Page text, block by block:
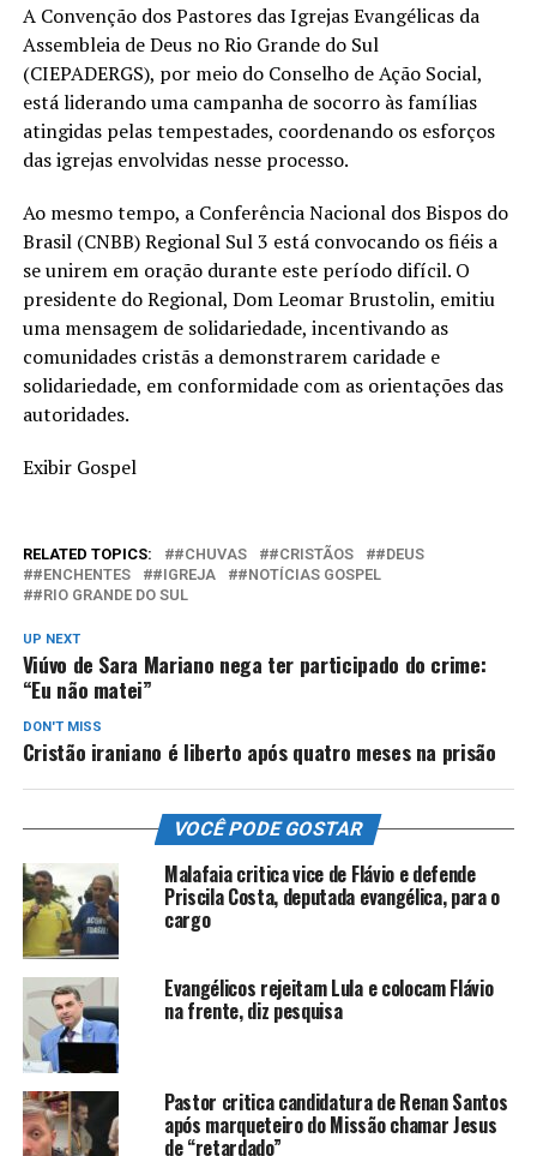
A Convenção dos Pastores das Igrejas Evangélicas da
Assembleia de Deus no Rio Grande do Sul
(CIEPADERGS), por meio do Conselho de Ação Social,
está liderando uma campanha de socorro às famílias
atingidas pelas tempestades, coordenando os esforços
das igrejas envolvidas nesse processo.
Ao mesmo tempo, a Conferência Nacional dos Bispos do
Brasil (CNBB) Regional Sul 3 está convocando os fiéis a
se unirem em oração durante este período difícil. O
presidente do Regional, Dom Leomar Brustolin, emitiu
uma mensagem de solidariedade, incentivando as
comunidades cristãs a demonstrarem caridade e
solidariedade, em conformidade com as orientações das
autoridades.
Exibir Gospel
RELATED TOPICS: #CHUVAS #CRISTÃOS
#DEUS
#ENCHENTES
#IGREJA
#NOTÍCIAS GOSPEL
#RIO GRANDE DO SUL
UP NEXT
Viúvo de Sara Mariano nega ter participado do crime:
“Eu não matei”
DON'T MISS
Cristão iraniano é liberto após quatro meses na prisão
VOCÊ PODE GOSTAR
Malafaia critica vice de Flávio e defende
Priscila Costa, deputada evangélica, para o
cargo
Evangélicos rejeitam Lula e colocam Flávio
na frente, diz pesquisa
Pastor critica candidatura de Renan Santos
após marqueteiro do Missão chamar Jesus
de “retardado”